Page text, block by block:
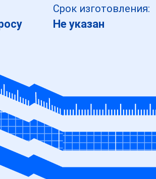
Срок изготовления:
Не указан